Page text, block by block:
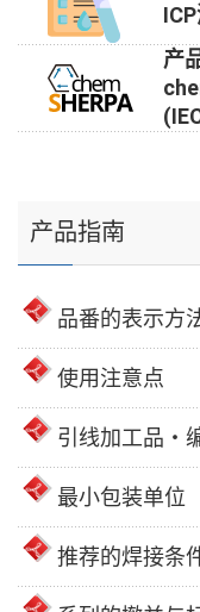
产
产品指南
品番的表示方
使用注意点
引线加工品・
最小包装单位
推荐的焊接条